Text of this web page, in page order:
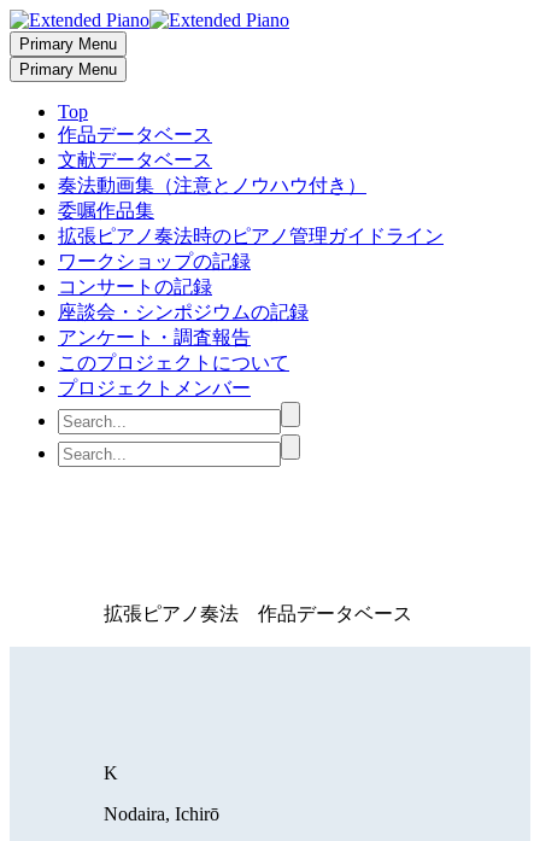
Primary Menu
Primary Menu
Top
作品データベース
文献データベース
奏法動画集（注意とノウハウ付き）
委嘱作品集
拡張ピアノ奏法時のピアノ管理ガイドライン
ワークショップの記録
コンサートの記録
座談会・シンポジウムの記録
アンケート・調査報告
このプロジェクトについて
プロジェクトメンバー
拡張ピアノ奏法 作品データベース
K
Nodaira, Ichirō